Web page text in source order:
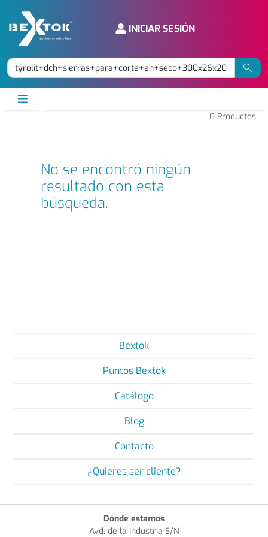
INICIAR SESIÓN
0 Productos
No se encontró ningún
resultado con esta
búsqueda.
Bextok
Puntos Bextok
Catálogo
Blog
Contacto
¿Quieres ser cliente?
Dónde estamos
Avd. de la Industria S/N